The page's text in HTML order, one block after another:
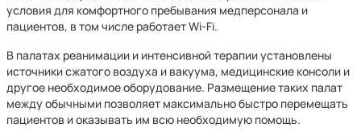
условия для комфортного пребывания медперсонала и
пациентов, в том числе работает Wi-Fi.
В палатах реанимации и интенсивной терапии установлены
источники сжатого воздуха и вакуума, медицинские консоли и
другое необходимое оборудование. Размещение таких палат
между обычными позволяет максимально быстро перемещать
пациентов и оказывать им всю необходимую помощь.